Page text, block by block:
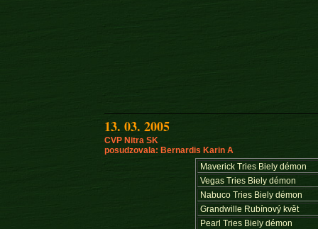
13. 03. 2005
CVP Nitra SK
posudzovala: Bernardis Karin A
Maverick Tries Biely démon
Vegas Tries Biely démon
Nabuco Tries Biely démon
Grandwille Rubínový květ
Pearl Tries Biely démon